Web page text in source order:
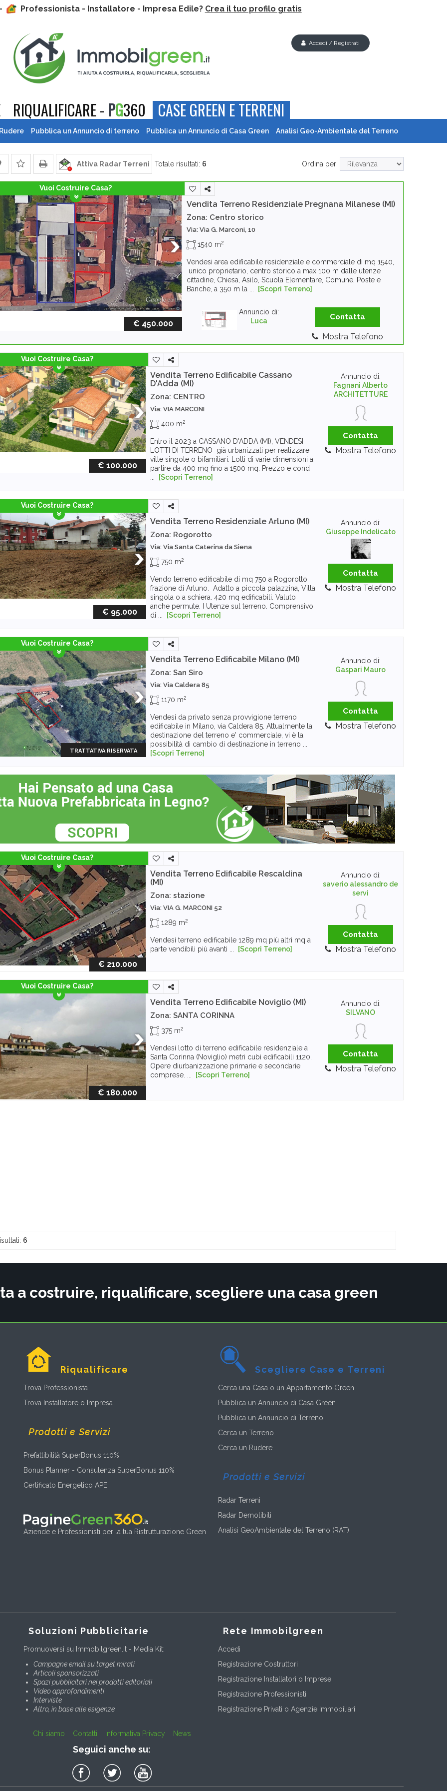
Professionista - Installatore - Impresa Edile? Crea il tuo profilo gratis
Accedi / Registrati
RIQUALIFICARE - PG360 CASE GREEN E TERRENI
Pubblica un Annuncio di terreno Pubblica un Annuncio di Casa Green Analisi Geo-Ambientale del Terreno
Attiva Radar Terreni Totale risultati: 6 Ordina per:
Vuoi Costruire Casa?
€ 450.000
Vendita Terreno Residenziale Pregnana Milanese (MI)
Zona: Centro storico
Via: Via G. Marconi, 10
1540 m2
Vendesi area edificabile residenziale e commerciale di mq 1540,
unico proprietario, centro storico a max 100 m dalle utenze
cittadine, Chiesa, Asilo, Scuola Elementare, Comune, Poste e
Banche, a 350 m la ...
[Scopri Terreno]
Annuncio di:
Luca
Contatta
Mostra Telefono
Vuoi Costruire Casa?
€ 100.000
Vendita Terreno Edificabile Cassano
D'Adda (MI)
Zona: CENTRO
Via: VIA MARCONI
400 m2
Entro il 2023 a CASSANO D'ADDA (MI), VENDESI
LOTTI DI TERRENO già urbanizzati per realizzare
ville singole o bifamiliari. Lotti di varie dimensioni a
partire da 400 mq fino a 1500 mq. Prezzo e cond
[Scopri Terreno]
Annuncio di:
Fagnani Alberto
ARCHITETTURE
Contatta
Mostra Telefono
Vuoi Costruire Casa?
€ 95.000
Vendita Terreno Residenziale Arluno (MI)
Zona: Rogorotto
Via: Via Santa Caterina da Siena
750 m2
Vendo terreno edificabile di mq 750 a Rogorotto
frazione di Arluno. Adatto a piccola palazzina, Villa
singola o a schiera. 420 mq edificabili. Valuto
anche permute. I Utenze sul terreno. Comprensivo
di ...
[Scopri Terreno]
Annuncio di:
Giuseppe Indelicato
Contatta
Mostra Telefono
Vuoi Costruire Casa?
TRATTATIVA RISERVATA
Vendita Terreno Edificabile Milano (MI)
Zona: San Siro
Via: Via Caldera 85
1170 m2
Vendesi da privato senza provvigione terreno
edificabile in Milano, via Caldera 85. Attualmente la
destinazione del terreno e' commerciale, vi è la
possibilità di cambio di destinazione in terreno ...
[Scopri Terreno]
Annuncio di:
Gaspari Mauro
Contatta
Mostra Telefono
Vuoi Costruire Casa?
€ 210.000
Vendita Terreno Edificabile Rescaldina
(MI)
Zona: stazione
Via: VIA G. MARCONI 52
1289 m2
Vendesi terreno edificabile 1289 mq più altri mq a
parte vendibili più avanti ...
[Scopri Terreno]
Annuncio di:
saverio alessandro de
servi
Contatta
Mostra Telefono
Vuoi Costruire Casa?
€ 180.000
Vendita Terreno Edificabile Noviglio (MI)
Zona: SANTA CORINNA
375 m2
Vendesi lotto di terreno edificabile residenziale a
Santa Corinna (Noviglio) metri cubi edificabili 1120.
Opere diurbanizzazione primarie e secondarie
comprese. ...
[Scopri Terreno]
Annuncio di:
SILVANO
Contatta
Mostra Telefono
6
a costruire, riqualificare, scegliere una casa green
Riqualificare
Trova Professionista
Trova Installatore o Impresa
Prodotti e Servizi
Prefattibilità SuperBonus 110%
Bonus Planner - Consulenza SuperBonus 110%
Certificato Energetico APE
Aziende e Professionisti per la tua Ristrutturazione Green
Scegliere Case e Terreni
Cerca una Casa o un Appartamento Green
Pubblica un Annuncio di Casa Green
Pubblica un Annuncio di Terreno
Cerca un Terreno
Cerca un Rudere
Prodotti e Servizi
Radar Terreni
Radar Demolibili
Analisi GeoAmbientale del Terreno (RAT)
Soluzioni Pubblicitarie
Promuoversi su Immobilgreen.it - Media Kit:
Campagne email su target mirati
Articoli sponsorizzati
Spazi pubblicitari nei prodotti editoriali
Video approfondimenti
Interviste
Altro, in base alle esigenze
Rete Immobilgreen
Accedi
Registrazione Costruttori
Registrazione Installatori o Imprese
Registrazione Professionisti
Registrazione Privati o Agenzie Immobiliari
Chi siamo Contatti Informativa Privacy News
Seguici anche su: